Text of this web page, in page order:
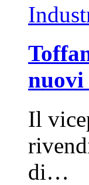
nuovi
Il
di…